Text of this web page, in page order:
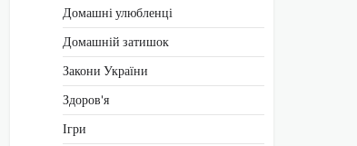
Домашні улюбленці
Домашній затишок
Закони України
Здоров'я
Ігри